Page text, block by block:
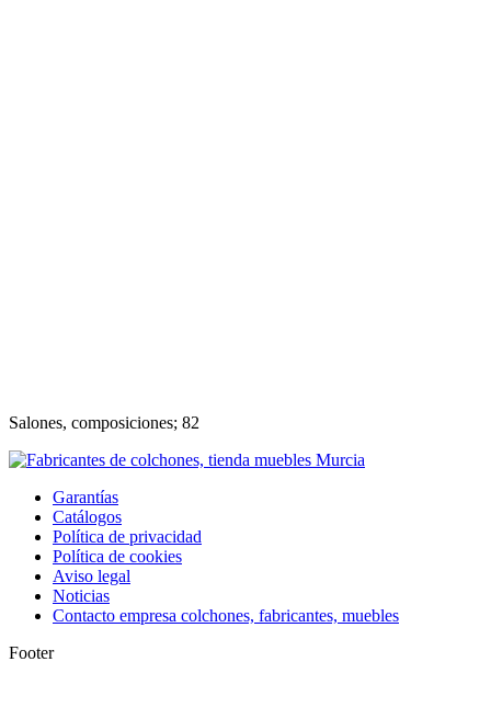
Salones, composiciones; 82
Garantías
Catálogos
Política de privacidad
Política de cookies
Aviso legal
Noticias
Contacto empresa colchones, fabricantes, muebles
Footer